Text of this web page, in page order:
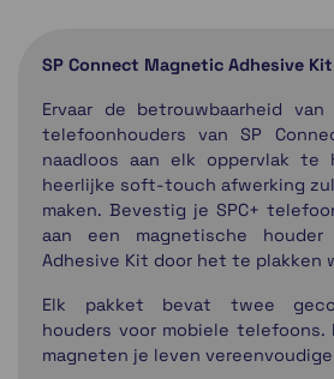
SP Connect Magnetic Adhesive Kit
Ervaar de betrouwbaarheid
telefoonhouders van SP
naadloos aan elk oppervlak te
heerlijke soft-touch afwerking
maken. Bevestig je SPC+
aan een magnetische
Adhesive Kit door het te plakken
Elk pakket bevat twee
houders voor mobiele telefoons.
magneten je leven